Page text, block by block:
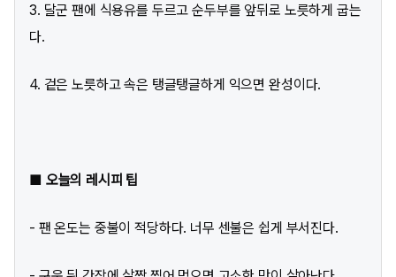
3. 달군 팬에 식용유를 두르고 순두부를 앞뒤로 노릇하게 굽는
다.
4. 겉은 노릇하고 속은 탱글탱글하게 익으면 완성이다.
■ 오늘의 레시피 팁
- 팬 온도는 중불이 적당하다. 너무 센불은 쉽게 부서진다.